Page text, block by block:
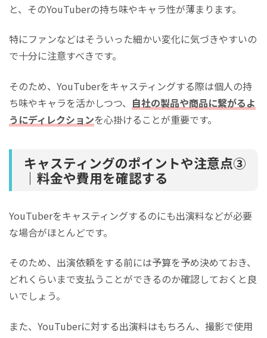
と、そのYouTuberの持ち味やキャラ性が薄まります。
特にファンなどはそういった細かい変化に気づきやすいの
で十分に注意すべきです。
そのため、YouTuberをキャスティングする際は個人の持
ち味やキャラを活かしつつ、 自社の製品や商品に繋がるよ
うにディレクションを心掛けることが重要です。
キャスティングのポイントや注意点③
｜料金や費用を確認する
YouTuberをキャスティングするのにも出演料などが必要
な場合がほとんどです。
そのため、出演依頼をする前には予算を予め決めておき、
どれくらいまで支払うことができるのか確認しておくと良
いでしょう。
また、YouTuberに対する出演料はもちろん、撮影で使用